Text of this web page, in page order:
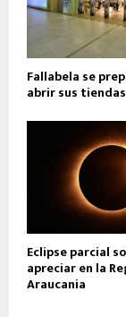
Fallabela se
abrir sus tiendas
Eclipse parcial
apreciar en la
Araucania